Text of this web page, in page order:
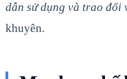
dẫn sử dụng và trao đổi
khuyên.